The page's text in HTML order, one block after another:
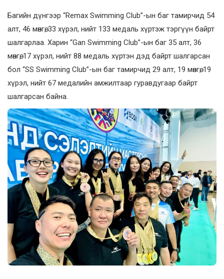
Багийн дүнгээр “Remax Swimming Club”-ын баг тамирчид 54
алт, 46 мөнгө, 33 хүрэл, нийт 133 медаль хүртэж тэргүүн байрт
шалгарлаа. Харин “Gan Swimming Club”-ын баг 35 алт, 36
мөнгө, 17 хүрэл, нийт 88 медаль хүртэн дэд байрт шалгарсан
бол “SS Swimming Club”-ын баг тамирчид 29 алт, 19 мөнгө, 19
хүрэл, нийт 67 медалийн амжилтаар гуравдугаар байрт
шалгарсан байна.